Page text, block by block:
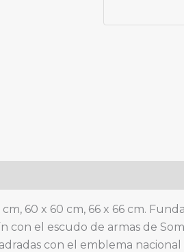
de
dormitorio
sala
60 x 60 cm, 66 x 66 cm.
el escudo de armas de
con el emblema nacional